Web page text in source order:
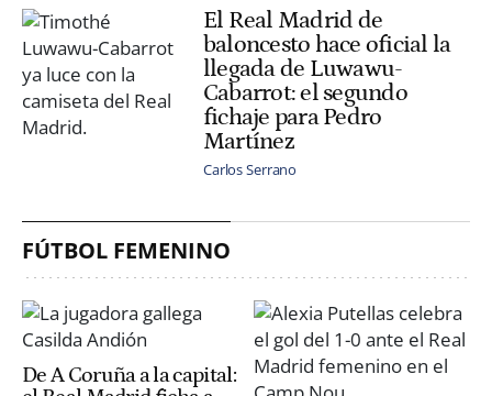
El Real Madrid de
baloncesto hace oficial la
llegada de Luwawu-
Cabarrot: el segundo
fichaje para Pedro
Martínez
Carlos Serrano
FÚTBOL FEMENINO
De A Coruña a la capital: